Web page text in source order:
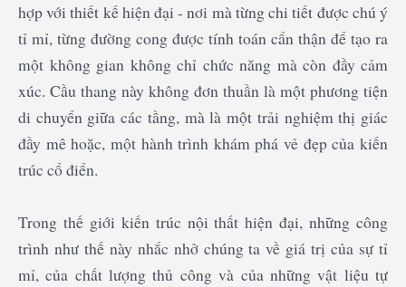
hợp với thiết kế hiện đại - nơi mà từng chi tiết được chú ý
tỉ mỉ, từng đường cong được tính toán cẩn thận để tạo ra
một không gian không chỉ chức năng mà còn đầy cảm
xúc. Cầu thang này không đơn thuần là một phương tiện
di chuyển giữa các tầng, mà là một trải nghiệm thị giác
đầy mê hoặc, một hành trình khám phá vẻ đẹp của kiến
trúc cổ điển.
Trong thế giới kiến trúc nội thất hiện đại, những công
trình như thế này nhắc nhở chúng ta về giá trị của sự tỉ
mỉ, của chất lượng thủ công và của những vật liệu tự